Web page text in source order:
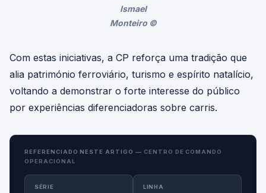
Ismael
Monteiro ©
Com estas iniciativas, a CP reforça uma tradição que
alia património ferroviário, turismo e espírito natalício,
voltando a demonstrar o forte interesse do público
por experiências diferenciadoras sobre carris.
REFERENCIADO NESTE ARTIGO — CENTRO DE COMANDO
OPERACIONAL
SÉRIE LINHA